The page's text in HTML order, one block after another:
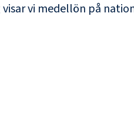
visar vi medellön på